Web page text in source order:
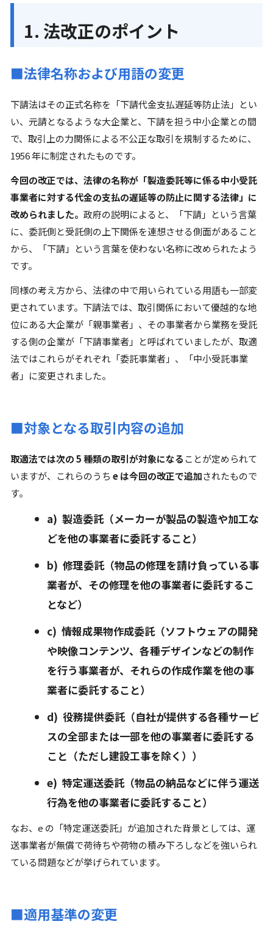
1. 法改正のポイント
■法律名称および用語の変更
下請法はその正式名称を「下請代金支払遅延等防止法」とい
い、元請となるような大企業と、下請を担う中小企業との間
で、取引上の力関係による不公正な取引を規制するために、
1956 年に制定されたものです。
今回の改正では、法律の名称が「製造委託等に係る中小受託
事業者に対する代金の支払の遅延等の防止に関する法律」に
改められました。 政府の説明によると、「下請」という言葉
に、委託側と受託側の上下関係を連想させる側面があること
から、「下請」という言葉を使わない名称に改められたよう
です。
同様の考え方から、法律の中で用いられている用語も一部変
更されています。下請法では、取引関係において優越的な地
位にある大企業が「親事業者」、その事業者から業務を受託
する側の企業が「下請事業者」と呼ばれていましたが、取適
法ではこれらがそれぞれ「委託事業者」、「中小受託事業
者」に変更されました。
■対象となる取引内容の追加
取適法では次の 5 種類の取引が対象になることが定められて
いますが、これらのうち e は今回の改正で追加されたもので
す。
a) 製造委託（メーカーが製品の製造や加工な
どを他の事業者に委託すること）
b) 修理委託（物品の修理を請け負っている事
業者が、その修理を他の事業者に委託するこ
となど）
c) 情報成果物作成委託（ソフトウェアの開発
や映像コンテンツ、各種デザインなどの制作
を行う事業者が、それらの作成作業を他の事
業者に委託すること）
d) 役務提供委託（自社が提供する各種サービ
スの全部または一部を他の事業者に委託する
こと（ただし建設工事を除く））
e) 特定運送委託（物品の納品などに伴う運送
行為を他の事業者に委託すること）
なお、e の「特定運送委託」が追加された背景としては、運
送事業者が無償で荷待ちや荷物の積み下ろしなどを強いられ
ている問題などが挙げられています。
■適用基準の変更